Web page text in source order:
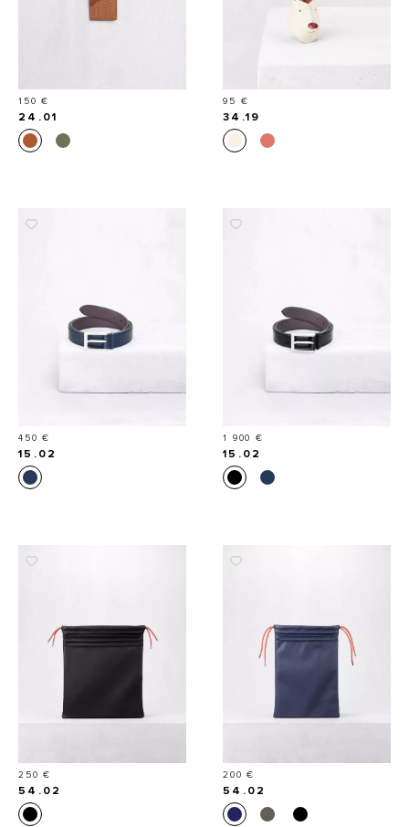
Prix
150 €
24.01
Prix
95 €
34.19
Prix
450 €
15.02
Prix
1 900 €
15.02
Prix
250 €
54.02
Prix
200 €
54.02